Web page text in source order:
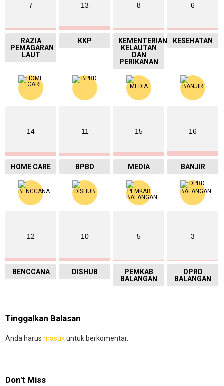
7
RAZIA
PEMAGARAN
LAUT
13
KKP
8
KEMENTERIAN
KELAUTAN
DAN
PERIKANAN
6
KESEHATAN
14
HOME CARE
11
BPBD
15
MEDIA
16
BANJIR
12
BENCCANA
10
DISHUB
5
PEMKAB
BALANGAN
3
DPRD
BALANGAN
Tinggalkan Balasan
Anda harus masukuntuk berkomentar.
Don't Miss